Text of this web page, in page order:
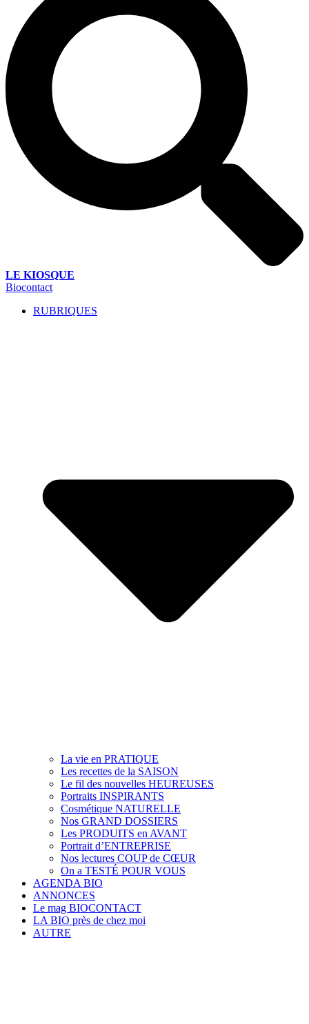
LE KIOSQUE
Biocontact
RUBRIQUES
La vie en PRATIQUE
Les recettes de la SAISON
Le fil des nouvelles HEUREUSES
Portraits INSPIRANTS
Cosmétique NATURELLE
Nos GRAND DOSSIERS
Les PRODUITS en AVANT
Portrait d’ENTREPRISE
Nos lectures COUP de CŒUR
On a TESTÉ POUR VOUS
AGENDA BIO
ANNONCES
Le mag BIOCONTACT
LA BIO près de chez moi
AUTRE